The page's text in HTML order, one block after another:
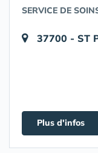
SERVICE DE
37700 - ST
Plus d'infos